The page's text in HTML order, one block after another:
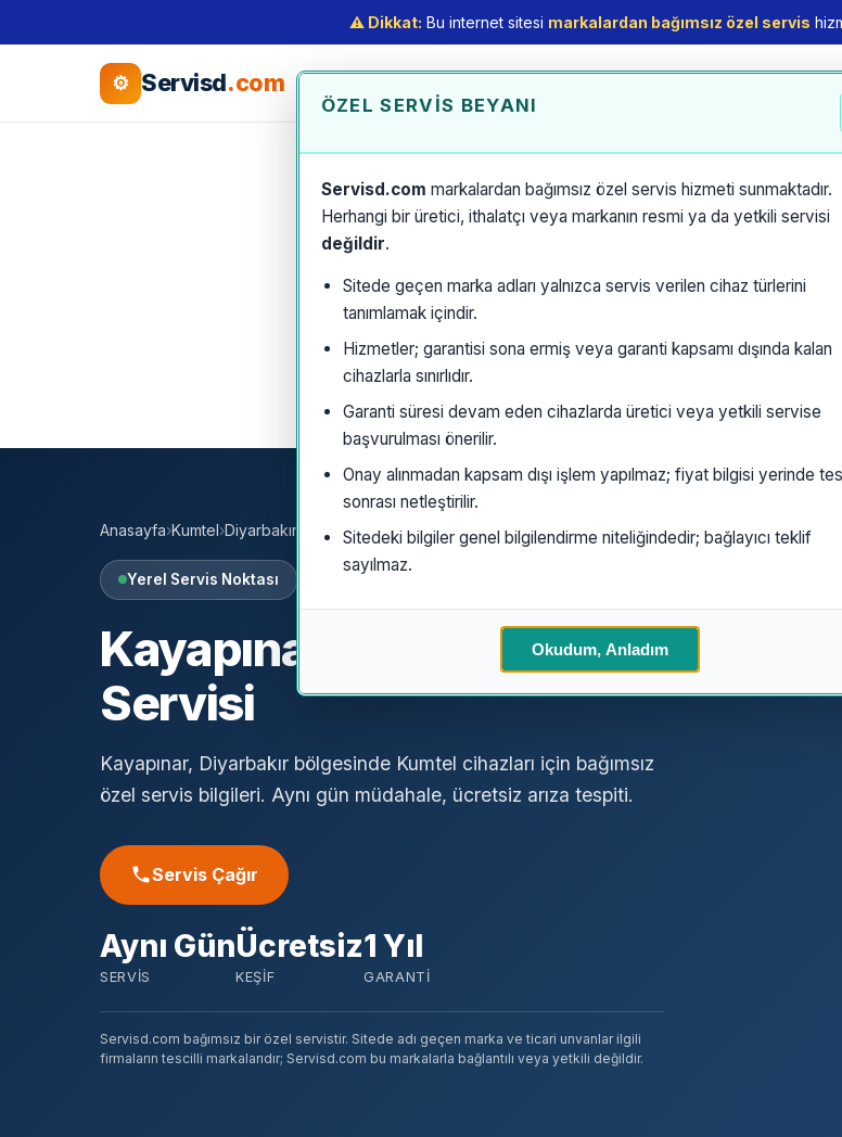
⚠️ Dikkat: Bu internet sitesi markalardan bağımsız özel servis
ÖZEL SERVIS BEYANI
Servisd.com markalardan bağımsız özel servis hizmeti sunmaktadır.
Herhangi bir üretici, ithalatçı veya markanın resmi ya da yetkili servisi
değildir.
Sitede geçen marka adları yalnızca servis verilen cihaz türlerini
tanımlamak içindir.
Hizmetler; garantisi sona ermiş veya garanti kapsamı dışında kalan
cihazlarla sınırlıdır.
Garanti süresi devam eden cihazlarda üretici veya yetkili servise
başvurulması önerilir.
Onay alınmadan kapsam dışı işlem yapılmaz; fiyat bilgisi yerinde
sonrası netleştirilir.
Sitedeki bilgiler genel bilgilendirme niteliğindedir; bağlayıcı teklif
sayılmaz.
Okudum, Anladım
⚙ Servisd.com
Anasayfa›Kumtel›Diyarbakır Kayapınar
Yerel Servis Noktası
Kayapınar
Özel
Servisi
Kayapınar, Diyarbakır bölgesinde Kumtel cihazları için bağımsız
özel servis bilgileri. Aynı gün müdahale, ücretsiz arıza tespiti.
Servis Çağır
Aynı Gün
SERVIS
Ücretsiz
KEŞIF
1 Yıl
GARANTI
Servisd.com bağımsız bir özel servistir. Sitede adı geçen marka ve ticari unvanlar ilgili
firmaların tescilli markalarıdır; Servisd.com bu markalarla bağlantılı veya yetkili değildir.